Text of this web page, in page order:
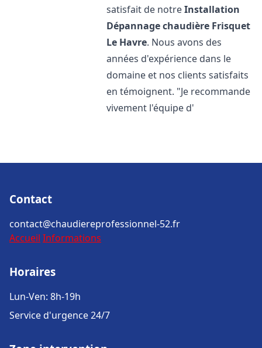
satisfait de notreInstallation
Dépannage chaudière Frisquet
Le Havre. Nous avons des
années d'expérience dans le
domaine et nos clients satisfaits
en témoignent. "Je recommande
vivement l'équipe d'
Contact
contact@chaudiereprofessionnel-52.fr
Accueil Informations
Horaires
Lun-Ven: 8h-19h
Service d'urgence 24/7